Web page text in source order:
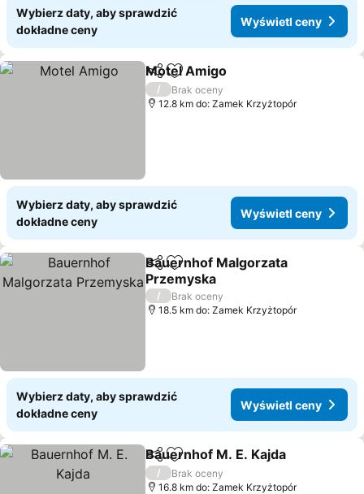
Wybierz daty, aby sprawdzić
dokładne ceny
Wyświetl ceny
Udostępnij
Dodaj do ulubionych
Motel Amigo
/
Brak oceny
12.8 km do: Zamek Krzyżtopór
Wybierz daty, aby sprawdzić
dokładne ceny
Wyświetl ceny
Udostępnij
Dodaj do ulubionych
Bauernhof Malgorzata
Przemyska
/
Brak oceny
18.5 km do: Zamek Krzyżtopór
Wybierz daty, aby sprawdzić
dokładne ceny
Wyświetl ceny
Udostępnij
Dodaj do ulubionych
Bauernhof M. E. Kajda
/
Brak oceny
16.8 km do: Zamek Krzyżtopór